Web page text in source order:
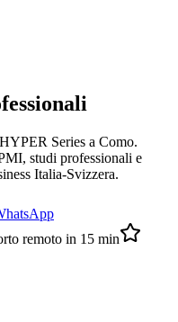
Series a Como.
studi professionali e
Italia-Svizzera.
remoto in 15 min